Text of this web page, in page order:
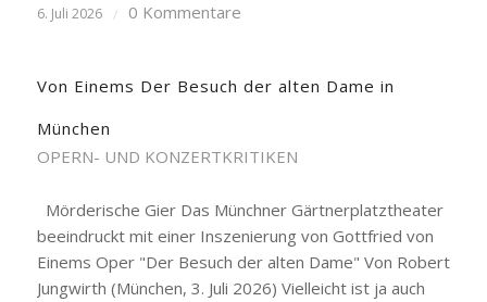
6. Juli 2026 / 0 Kommentare
Von Einems Der Besuch der alten Dame in
München
OPERN- UND KONZERTKRITIKEN
Mörderische Gier Das Münchner Gärtnerplatztheater
beeindruckt mit einer Inszenierung von Gottfried von
Einems Oper "Der Besuch der alten Dame" Von Robert
Jungwirth (München, 3. Juli 2026) Vielleicht ist ja auch